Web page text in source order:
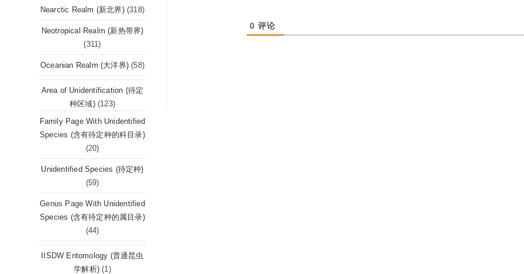
0 评论
Nearctic Realm (新北界) (318)
Neotropical Realm (新热带界)
(311)
Oceanian Realm (大洋界) (58)
Area of Unidentification (待定
种区域) (123)
Family Page With Unidentified
Species (含有待定种的科目录)
(20)
Unidentified Species (待定种)
(59)
Genus Page With Unidentified
Species (含有待定种的属目录)
(44)
IISDW Entomology (普通昆虫
学解析) (1)